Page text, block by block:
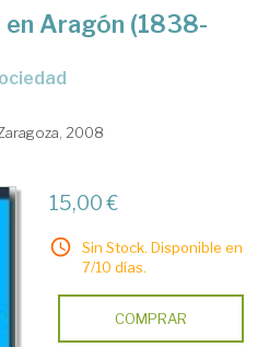
en Aragón (1838-
2008
15,00 €
Sin Stock. Disponible en
7/10 días.
COMPRAR